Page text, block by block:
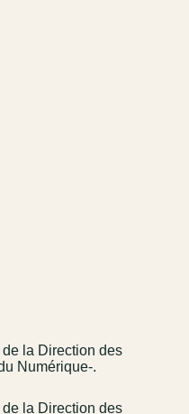
la Direction des
Numérique-.
la Direction des